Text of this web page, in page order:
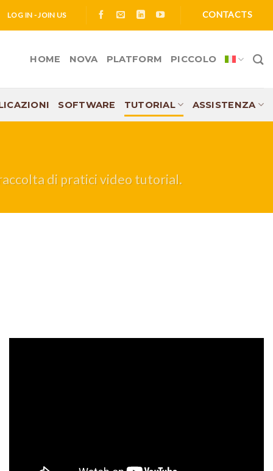
LOG IN - JOIN US CONTACTS
HOME NOVA PLATFORM PICCOLO
SOFTWARE TUTORIAL ASSISTENZA
di pratici video tutorial.